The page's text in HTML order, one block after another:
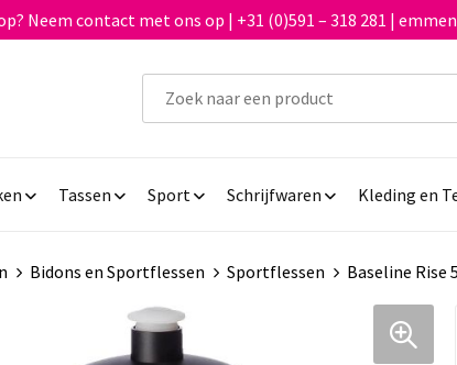
Neem contact met ons op | +31 (0)591 – 318 281 |
Tassen Sport Schrijfwaren Kleding en
Bidons en Sportflessen Sportflessen Baseline Rise